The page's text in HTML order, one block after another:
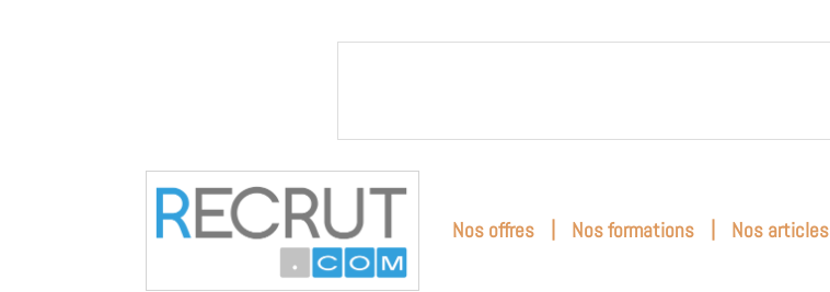
Nos offres | Nos formations | Nos articles